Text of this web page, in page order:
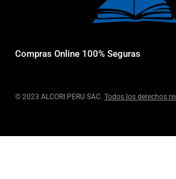
Compras Online 100% Seguras
© 2023 ALCORI PERU SAC. Todos los derechos